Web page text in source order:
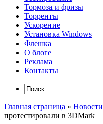
Тормоза и фризы
Торренты
Ускорение
Установка Windows
Флешка
О блоге
Реклама
Контакты
Главная страница » Новости
протестировали в 3DMark